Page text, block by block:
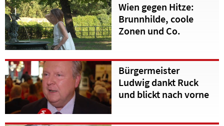
Wien gegen Hitze:
Brunnhilde, coole
Zonen und Co.
Bürgermeister
Ludwig dankt Ruck
und blickt nach vorne